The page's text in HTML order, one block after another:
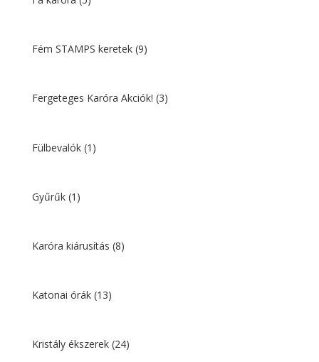
Fém STAMPS keretek (9)
Fergeteges Karóra Akciók! (3)
Fülbevalók (1)
Gyűrűk (1)
Karóra kiárusítás (8)
Katonai órák (13)
Kristály ékszerek (24)